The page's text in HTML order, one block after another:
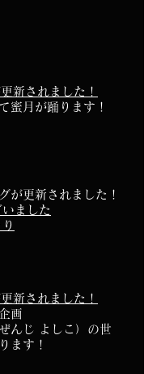
新されました！​
月が踊ります！
が更新されました！
ました
新されました！​
画
んじ よしこ）の世
ます！